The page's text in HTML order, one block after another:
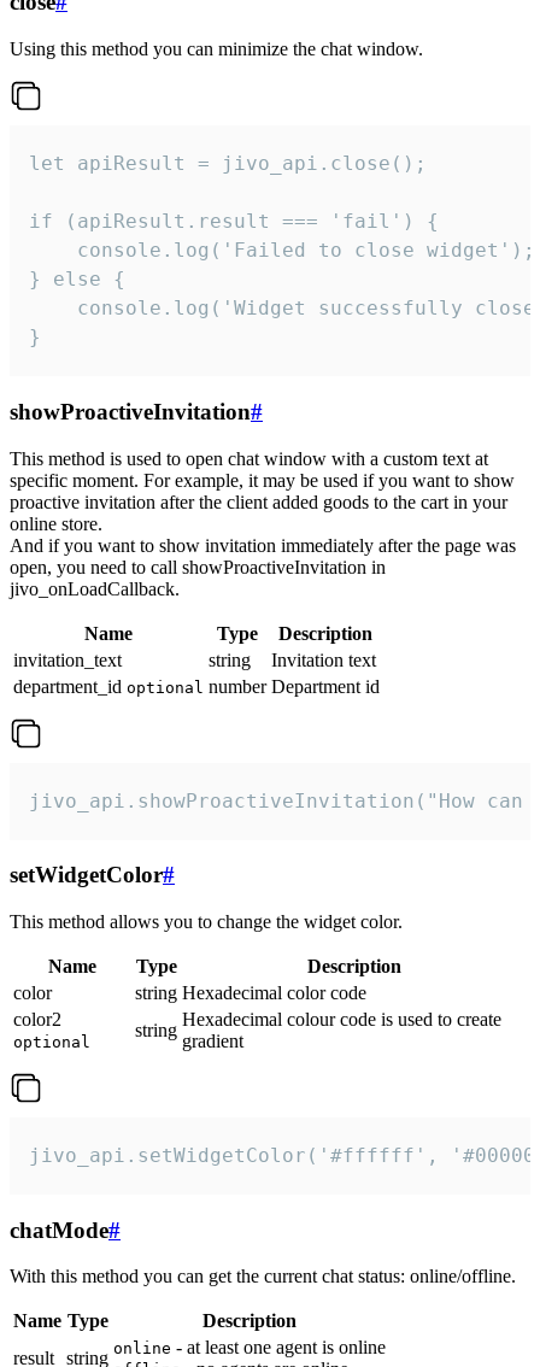
Using this method you can minimize the chat window.
let apiResult = jivo_api.close();
if (apiResult.result === 'fail') {
    console.log('Failed to close widget');
} else {
console.log('Widget successfully
}
showProactiveInvitation#
This method is used to open chat window with a custom text at
specific moment. For example, it may be used if you want to show
proactive invitation after the client added goods to the cart in your
online store.
And if you want to show invitation immediately after the page was
open, you need to call showProactiveInvitation in
jivo_onLoadCallback.
Name Type
Description
invitation_text
string
Invitation text
department_id optional number Department id
jivo_api.showProactiveInvitation("How
setWidgetColor#
This method allows you to change the widget color.
Name Type
Description
color
string Hexadecimal color code
color2
optional
string
Hexadecimal colour code is used to create
gradient
jivo_api.setWidgetColor('#ffffff',
chatMode#
With this method you can get the current chat status: online/offline.
Name Type
Description
result string online - at least one agent is online